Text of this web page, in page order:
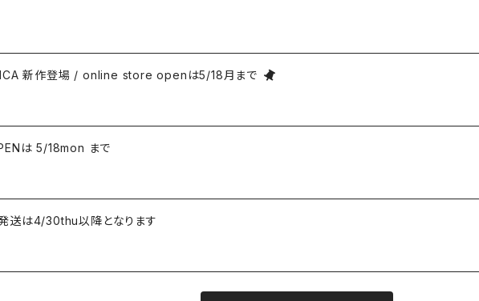
新作登場 / online store openは5/18月まで
は 5/18mon まで
送は4/30thu以降となります